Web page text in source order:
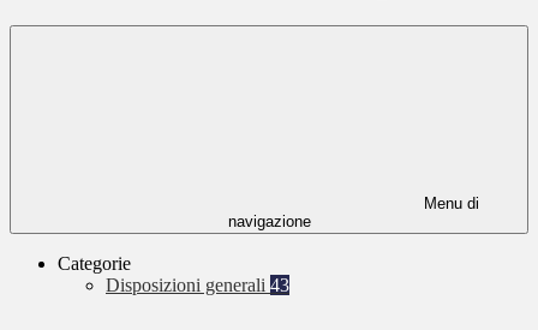
Menu di
navigazione
Categorie
Disposizioni generali 43